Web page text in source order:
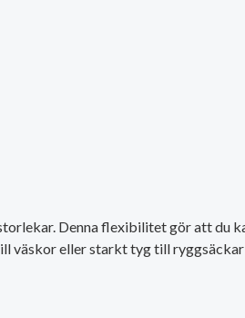
Denna flexibilitet gör att du
väskor eller starkt tyg till